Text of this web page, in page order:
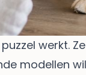
werkt.
modellen